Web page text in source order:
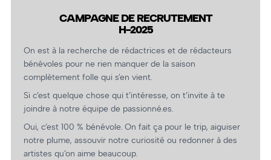
CAMPAGNE DE RECRUTEMENT
H-2025
On est à la recherche de rédactrices et de rédacteurs
bénévoles pour ne rien manquer de la saison
complètement folle qui s’en vient.
Si c’est quelque chose qui t’intéresse, on t’invite à te
joindre à notre équipe de passionné.es.
Oui, c’est 100 % bénévole. On fait ça pour le trip, aiguiser
notre plume, assouvir notre curiosité ou redonner à des
artistes qu’on aime beaucoup.